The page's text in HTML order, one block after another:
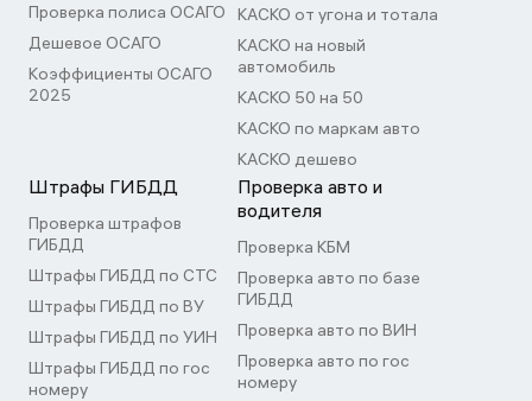
Проверка полиса ОСАГО
Дешевое ОСАГО
Коэффициенты ОСАГО
2025
КАСКО от угона и тотала
КАСКО на новый
автомобиль
КАСКО 50 на 50
КАСКО по маркам авто
КАСКО дешево
Штрафы ГИБДД
Проверка штрафов
ГИБДД
Штрафы ГИБДД по СТС
Штрафы ГИБДД по ВУ
Штрафы ГИБДД по УИН
Штрафы ГИБДД по гос
номеру
Проверка авто и
водителя
Проверка КБМ
Проверка авто по базе
ГИБДД
Проверка авто по ВИН
Проверка авто по гос
номеру